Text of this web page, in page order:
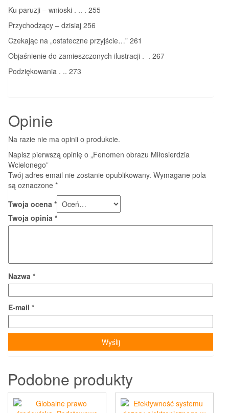
Ku paruzji – wnioski . .. . 255
Przychodzący – dzisiaj 256
Czekając na „ostateczne przyjście…” 261
Objaśnienie do zamieszczonych ilustracji . . 267
Podziękowania . .. 273
Opinie
Na razie nie ma opinii o produkcie.
Napisz pierwszą opinię o „Fenomen obrazu Miłosierdzia
Wcielonego”
Twój adres email nie zostanie opublikowany. Wymagane pola
są oznaczone *
Twoja ocena *
Twoja opinia *
Nazwa *
E-mail *
Podobne produkty